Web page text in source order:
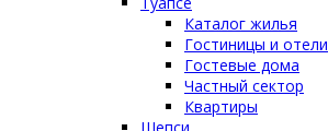
Каталог жилья
Гостиницы и отели
Гостевые дома
Частный сектор
Квартиры